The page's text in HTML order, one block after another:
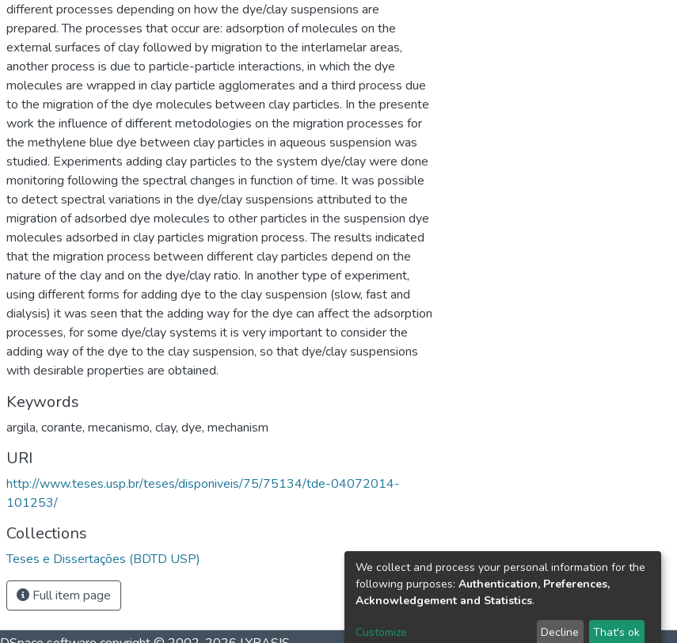
different processes depending on how the dye/clay suspensions are
prepared. The processes that occur are: adsorption of molecules on the
external surfaces of clay followed by migration to the interlamelar areas,
another process is due to particle-particle interactions, in which the dye
molecules are wrapped in clay particle agglomerates and a third process due
to the migration of the dye molecules between clay particles. In the presente
work the influence of different metodologies on the migration processes for
the methylene blue dye between clay particles in aqueous suspension was
studied. Experiments adding clay particles to the system dye/clay were done
monitoring following the spectral changes in function of time. It was possible
to detect spectral variations in the dye/clay suspensions attributed to the
migration of adsorbed dye molecules to other particles in the suspension dye
molecules adsorbed in clay particles migration process. The results indicated
that the migration process between different clay particles depend on the
nature of the clay and on the dye/clay ratio. In another type of experiment,
using different forms for adding dye to the clay suspension (slow, fast and
dialysis) it was seen that the adding way for the dye can affect the adsorption
processes, for some dye/clay systems it is very important to consider the
adding way of the dye to the clay suspension, so that dye/clay suspensions
with desirable properties are obtained.
Keywords
argila, corante, mecanismo, clay, dye, mechanism
URI
http://www.teses.usp.br/teses/disponiveis/75/75134/tde-04072014-
101253/
Collections
Teses e Dissertações (BDTD USP)
Full item page
We collect and process your personal information for the
following purposes: Authentication, Preferences,
Acknowledgement and Statistics.
Customize Decline That's ok